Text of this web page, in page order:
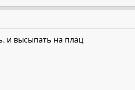
и высыпать на плац